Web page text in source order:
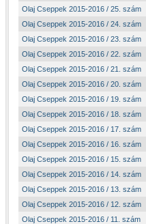
Olaj Cseppek 2015-2016 / 25. szám
Olaj Cseppek 2015-2016 / 24. szám
Olaj Cseppek 2015-2016 / 23. szám
Olaj Cseppek 2015-2016 / 22. szám
Olaj Cseppek 2015-2016 / 21. szám
Olaj Cseppek 2015-2016 / 20. szám
Olaj Cseppek 2015-2016 / 19. szám
Olaj Cseppek 2015-2016 / 18. szám
Olaj Cseppek 2015-2016 / 17. szám
Olaj Cseppek 2015-2016 / 16. szám
Olaj Cseppek 2015-2016 / 15. szám
Olaj Cseppek 2015-2016 / 14. szám
Olaj Cseppek 2015-2016 / 13. szám
Olaj Cseppek 2015-2016 / 12. szám
Olaj Cseppek 2015-2016 / 11. szám